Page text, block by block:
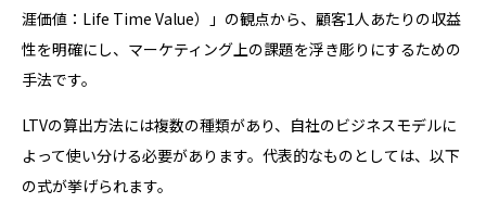
涯価値：Life Time Value）」の観点から、顧客1人あたりの収益
性を明確にし、マーケティング上の課題を浮き彫りにするための
手法です。
LTVの算出方法には複数の種類があり、自社のビジネスモデルに
よって使い分ける必要があります。代表的なものとしては、以下
の式が挙げられます。